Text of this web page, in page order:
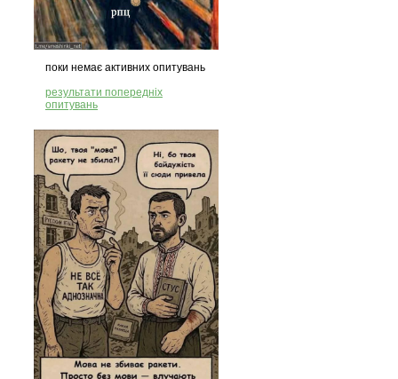
поки немає активних опитувань
результати попередніх
опитувань